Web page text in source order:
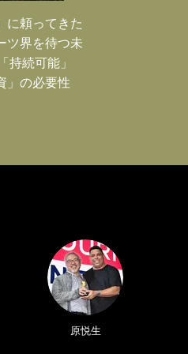
に頼ってきた
ツ界を待つ未
持続可能」
」の必要性
原悦生